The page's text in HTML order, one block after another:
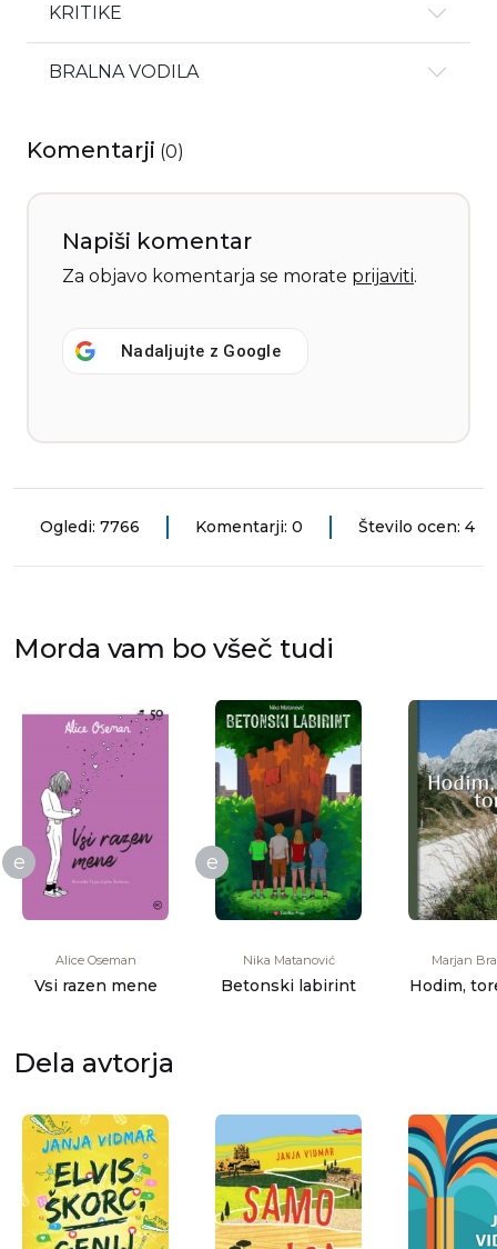
KRITIKE
BRALNA VODILA
Komentarji (0)
Napiši komentar
Za objavo komentarja se morate prijaviti.
Nadaljujte z Google
Ogledi: 7766 Komentarji: 0 Število ocen: 4
Morda vam bo všeč tudi
e
Alice Oseman
Vsi razen mene
e
Nika Matanović
Betonski labirint
Marjan
Hodim,
Dela avtorja